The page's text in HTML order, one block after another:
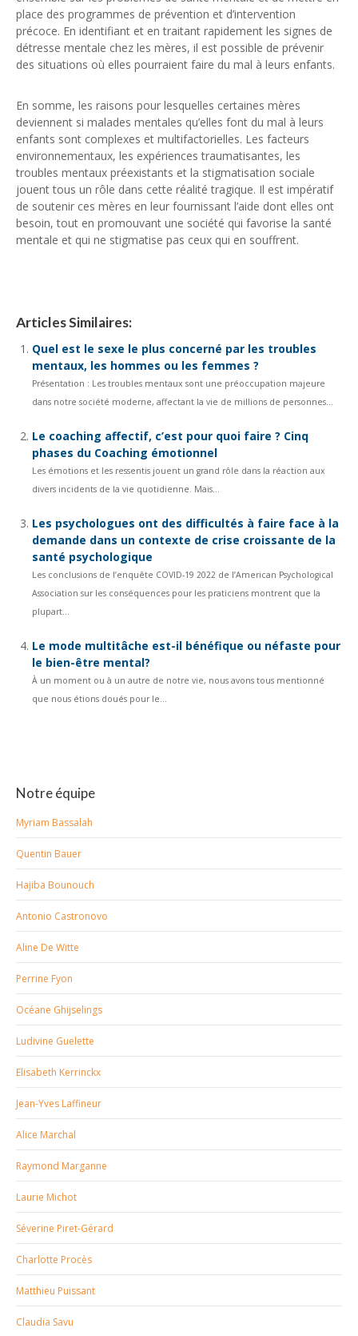
place des programmes de prévention et d’intervention
précoce. En identifiant et en traitant rapidement les signes de
détresse mentale chez les mères, il est possible de prévenir
des situations où elles pourraient faire du mal à leurs enfants.
En somme, les raisons pour lesquelles certaines mères
deviennent si malades mentales qu’elles font du mal à leurs
enfants sont complexes et multifactorielles. Les facteurs
environnementaux, les expériences traumatisantes, les
troubles mentaux préexistants et la stigmatisation sociale
jouent tous un rôle dans cette réalité tragique. Il est impératif
de soutenir ces mères en leur fournissant l’aide dont elles ont
besoin, tout en promouvant une société qui favorise la santé
mentale et qui ne stigmatise pas ceux qui en souffrent.
Articles Similaires:
Quel est le sexe le plus concerné par les troubles
mentaux, les hommes ou les femmes ?
Présentation : Les troubles mentaux sont une préoccupation majeure
dans notre société moderne, affectant la vie de millions de personnes...
Le coaching affectif, c’est pour quoi faire ? Cinq
phases du Coaching émotionnel
Les émotions et les ressentis jouent un grand rôle dans la réaction aux
divers incidents de la vie quotidienne. Mais...
Les psychologues ont des difficultés à faire face à la
demande dans un contexte de crise croissante de la
santé psychologique
Les conclusions de l’enquête COVID-19 2022 de l’American Psychological
Association sur les conséquences pour les praticiens montrent que la
plupart...
Le mode multitâche est-il bénéfique ou néfaste pour
le bien-être mental?
À un moment ou à un autre de notre vie, nous avons tous mentionné
que nous étions doués pour le...
Notre équipe
Myriam Bassalah
Quentin Bauer
Hajiba Bounouch
Antonio Castronovo
Aline De Witte
Perrine Fyon
Océane Ghijselings
Ludivine Guelette
Elisabeth Kerrinckx
Jean-Yves Laffineur
Alice Marchal
Raymond Marganne
Laurie Michot
Séverine Piret-Gérard
Charlotte Procès
Matthieu Puissant
Claudia Savu